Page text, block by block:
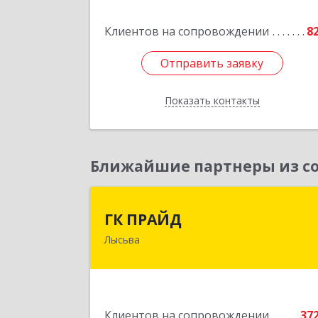
Клиентов на сопровождении
Отправить заявку
Показать контакты
Отправить заявку
Назад
Ближайшие партнеры из
ГК ПРАЙД
Лысьва618909, Пермский край, Лысьва г,